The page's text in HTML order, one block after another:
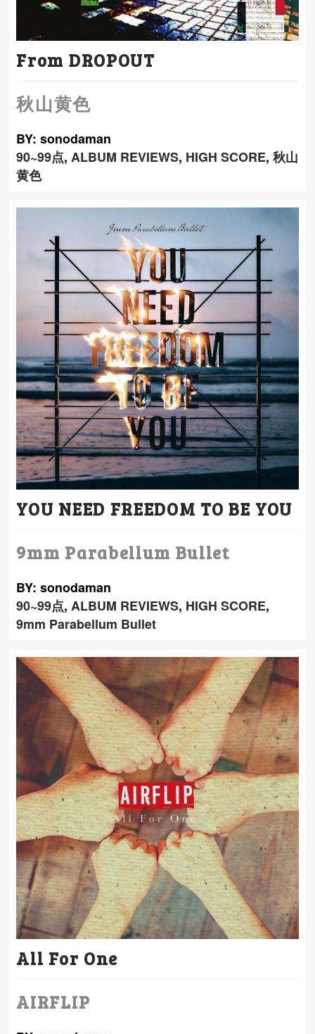
From DROPOUT
秋山黄色
BY: sonodaman
90~99点,ALBUM REVIEWS, HIGH SCORE,秋山
黄色
YOU NEED FREEDOM TO BE YOU
9mm Parabellum Bullet
BY: sonodaman
90~99点,ALBUM REVIEWS, HIGH SCORE,
9mm Parabellum Bullet
All For One
AIRFLIP